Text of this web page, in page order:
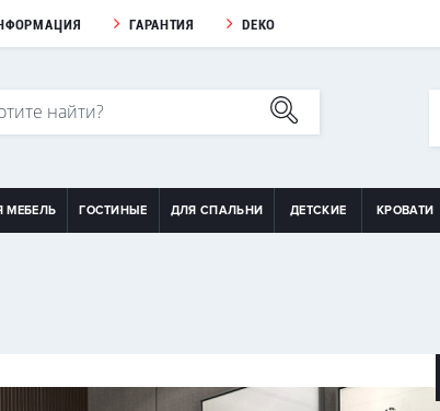
ГАРАНТИЯ DEKO
МЕБЕЛЬ ГОСТИНЫЕ ДЛЯ СПАЛЬНИ ДЕТСКИЕ КРОВАТИ